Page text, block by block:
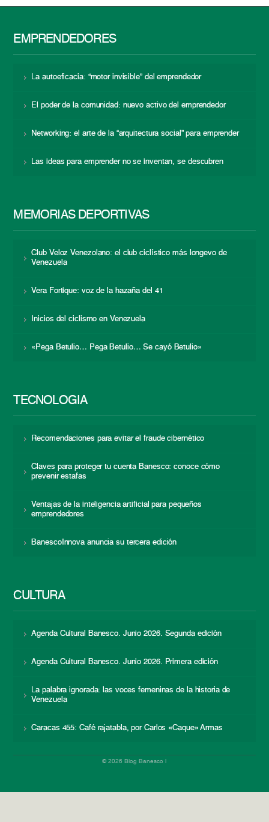
EMPRENDEDORES
La autoeficacia: “motor invisible” del emprendedor
El poder de la comunidad: nuevo activo del emprendedor
Networking: el arte de la “arquitectura social” para emprender
Las ideas para emprender no se inventan, se descubren
MEMORIAS DEPORTIVAS
Club Veloz Venezolano: el club ciclístico más longevo de
Venezuela
Vera Fortique: voz de la hazaña del 41
Inicios del ciclismo en Venezuela
«Pega Betulio… Pega Betulio… Se cayó Betulio»
TECNOLOGÍA
Recomendaciones para evitar el fraude cibernético
Claves para proteger tu cuenta Banesco: conoce cómo
prevenir estafas
Ventajas de la inteligencia artificial para pequeños
emprendedores
BanescoInnova anuncia su tercera edición
CULTURA
Agenda Cultural Banesco. Junio 2026. Segunda edición
Agenda Cultural Banesco. Junio 2026. Primera edición
La palabra ignorada: las voces femeninas de la historia de
Venezuela
Caracas 455: Café rajatabla, por Carlos «Caque» Armas
© 2026 Blog Banesco |